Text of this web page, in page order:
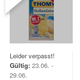
Leider verpasst!
Gültig: 23.06. -
29.06.